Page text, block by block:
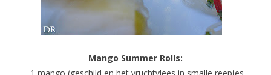
Mango Summer Rolls: